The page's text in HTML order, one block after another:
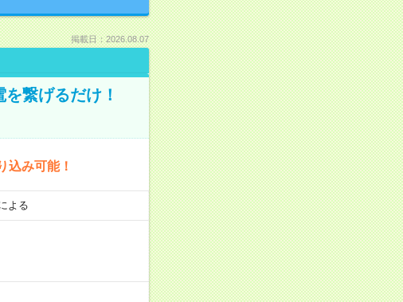
掲載日：2026.08.07
繋げるだけ！
込み可能！
よる